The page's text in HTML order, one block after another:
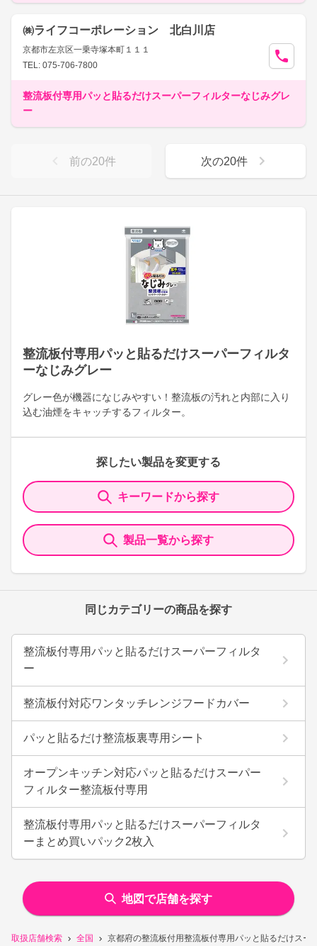
取扱店舗検索 全国 京都府の整流板付用整流板付専用パッと貼るだけスー
整流板付専用パッと貼るだけスーパーフィルタ
ーなじみグレー
グレー色が機器になじみやすい！整流板の汚れと内部に入り
込む油煙をキャッチするフィルター。
探したい製品を変更する
キーワードから探す
製品一覧から探す
同じカテゴリーの商品を探す
整流板付専用パッと貼るだけスーパーフィルタ
ー
整流板付対応ワンタッチレンジフードカバー
パッと貼るだけ整流板裏専用シート
オープンキッチン対応パッと貼るだけスーパー
フィルター整流板付専用
整流板付専用パッと貼るだけスーパーフィルタ
ーまとめ買いパック2枚入
㈱ライフコーポレーション 北白川店
京都市左京区一乗寺塚本町１１１
TEL: 075-706-7800
整流板付専用パッと貼るだけスーパーフィルターなじみグレ
ー
前の20件 次の20件
地図で店舗を探す